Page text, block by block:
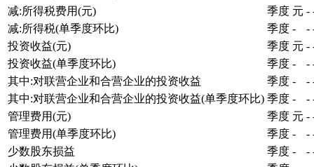
减:所得税费用(元)
季度 元 -
减:所得税(单季度环比)
季度 - -
投资收益(元)
季度 元 -
投资收益(单季度环比)
季度 - -
其中:对联营企业和合营企业的投资收益
季度 - -
其中:对联营企业和合营企业的投资收益(单季度环比) 季度 - -
管理费用(元)
季度 元 -
管理费用(单季度环比)
季度 - -
少数股东损益
季度 - -